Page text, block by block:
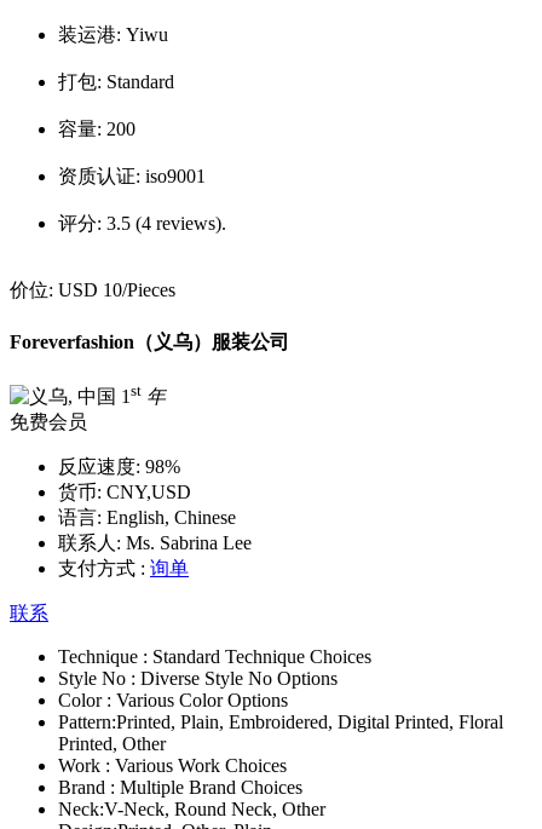
装运港: Yiwu
打包: Standard
容量: 200
资质认证: iso9001
评分: 3.5 (4 reviews).
价位: USD 10/Pieces
Foreverfashion（义乌）服装公司
1 st 年
免费会员
反应速度: 98%
货币: CNY,USD
语言: English, Chinese
联系人: Ms. Sabrina Lee
支付方式 : 询单
联系
Technique : Standard Technique Choices
Style No : Diverse Style No Options
Color : Various Color Options
Pattern:Printed, Plain, Embroidered, Digital Printed, Floral
Printed, Other
Work : Various Work Choices
Brand : Multiple Brand Choices
Neck:V-Neck, Round Neck, Other